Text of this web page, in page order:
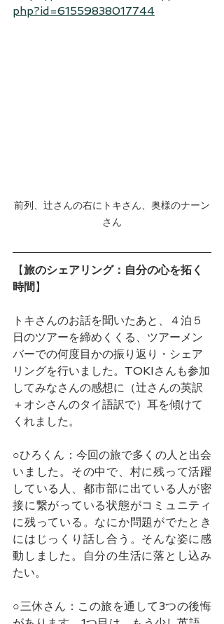
php?id=61559838017744
前列、辻さんの右にトキさん、奥様のナーン
さん
【旅のシェアリング：自分の心を拓く
時間 】
トキさんのお話を聞いたあと、４泊５
日のツアーを締めくくる、ツアーメン
バーでの何度目かの振り返り・シェア
リングを行いました。TOKIさんも参加
してみなさんの感想に（辻さんの英訳
＋オシさんのタイ語訳で）耳を傾けて
くれました。
○ひろくん：今回の旅で多くの人と出会
いました。その中で、村に残って活躍
している人、都市部に出ている人が密
接に繋がっている状態がコミュニティ
に残っている。なにか問題がでたとき
にはじっくり話し合う。そんな姿に感
動しました。自分の生活に落とし込み
たい。
○三休さん：この旅を通して3つの後悔